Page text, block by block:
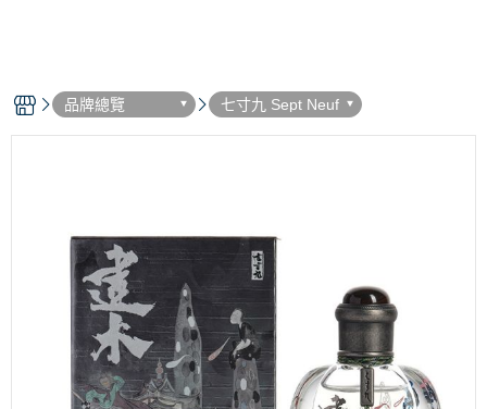
品牌總覽 七寸九 Sept Neuf